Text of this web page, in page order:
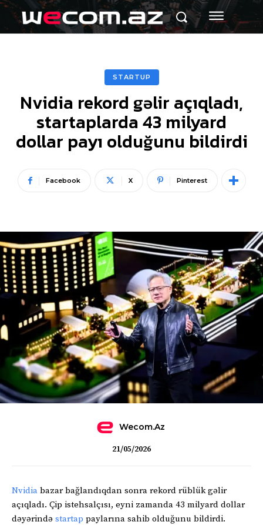
STARTUP
Nvidia rekord gəlir açıqladı,
startaplarda 43 milyard
dollar payı olduğunu bildirdi
Facebook X Pinterest
Wecom.az
21/05/2026
Nvidia bazar bağlandıqdan sonra rekord rüblük gəlir
açıqladı. Çip istehsalçısı, eyni zamanda 43 milyard dollar
dəyərində startap paylarına sahib olduğunu bildirdi.